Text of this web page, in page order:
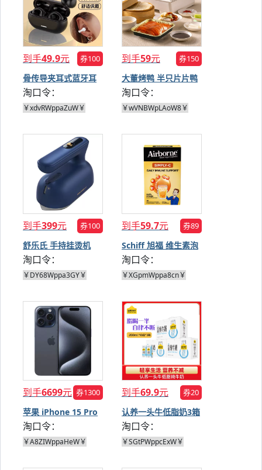
到手49.9元 券100
骨传导夹耳式蓝牙耳
机div>
淘口令：
￥xdvRWppaZuW￥
到手59元 券150
大董烤鸭 半只片片鸭
淘口令：
￥wVNBWpLAoW8￥
到手399元 券100
舒乐氏 手持挂烫机
淘口令：
￥DY68Wppa3GY￥
到手59.7元 券89
Schiff 旭福 维生素泡
腾片 36粒
淘口令：
￥XGpmWppa8cn￥
到手6699元 券1300
苹果 iPhone 15 Pro
淘口令：
￥A8ZIWppaHeW￥
到手69.9元 券20
认养一头牛低脂奶3箱
淘口令：
￥SGtPWppcExW￥